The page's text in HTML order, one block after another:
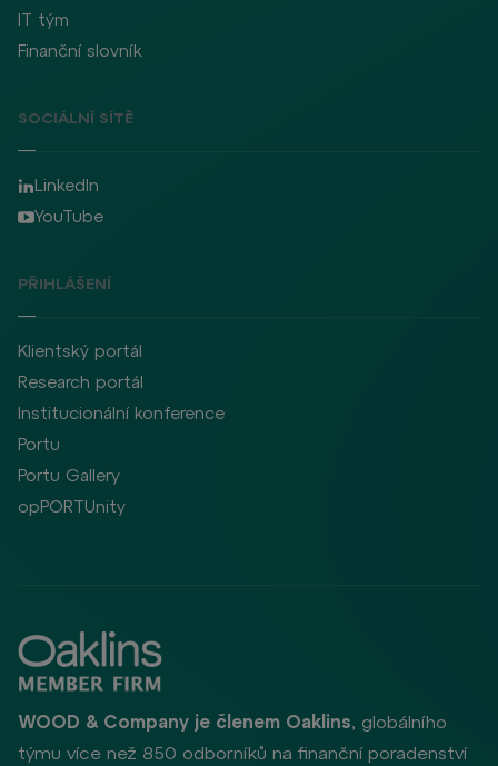
IT tým
Finanční slovník
SOCIÁLNÍ SÍTĚ
LinkedIn
YouTube
PŘIHLÁŠENÍ
Klientský portál
Research portál
Institucionální konference
Portu
Portu Gallery
opPORTUnity
WOOD & Company je členem Oaklins, globálního
týmu více než 850 odborníků na finanční poradenství